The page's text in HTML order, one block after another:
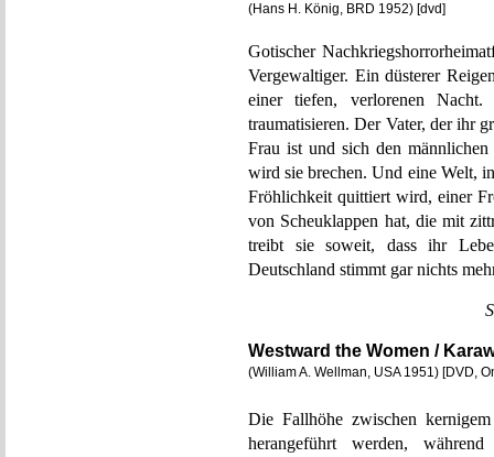
(Hans H. König, BRD 1952) [dvd]
Gotischer
Vergewaltiger. Ein düsterer
einer tiefen, verlorenen
traumatisieren. Der Vater, der ihr
Frau ist und sich den männlichen
wird sie brechen. Und eine Welt,
Fröhlichkeit quittiert wird, einer
von Scheuklappen hat, die mit
treibt sie soweit, dass ihr
Deutschland stimmt gar nichts
Westward the Women /
(William A. Wellman, USA 1951) [DVD,
Die Fallhöhe zwischen
herangeführt werden,